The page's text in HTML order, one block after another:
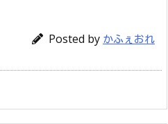
Posted by かふぇおれ